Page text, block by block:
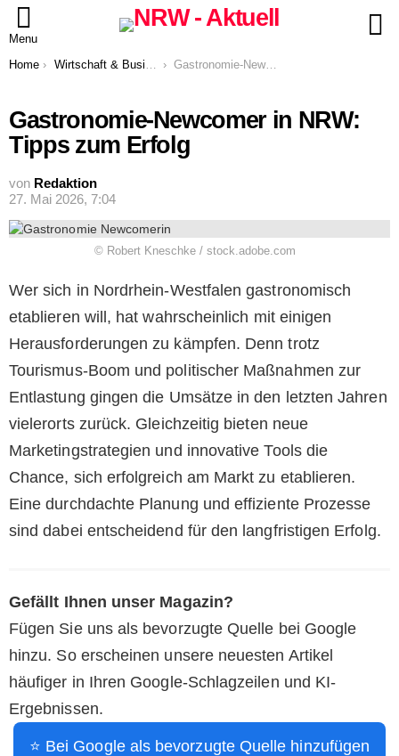
Menu
You are here:
Home Wirtschaft & Business Gastronomie-Newcomer in NRW: Tipps zum Erfolg
Gastronomie-Newcomer in NRW:
Tipps zum Erfolg
von Redaktion
27. Mai 2026, 7:04
© Robert Kneschke / stock.adobe.com
Wer sich in Nordrhein-Westfalen gastronomisch
etablieren will, hat wahrscheinlich mit einigen
Herausforderungen zu kämpfen. Denn trotz
Tourismus-Boom und politischer Maßnahmen zur
Entlastung gingen die Umsätze in den letzten Jahren
vielerorts zurück. Gleichzeitig bieten neue
Marketingstrategien und innovative Tools die
Chance, sich erfolgreich am Markt zu etablieren.
Eine durchdachte Planung und effiziente Prozesse
sind dabei entscheidend für den langfristigen Erfolg.
Gefällt Ihnen unser Magazin?
Fügen Sie uns als bevorzugte Quelle bei Google
hinzu. So erscheinen unsere neuesten Artikel
häufiger in Ihren Google-Schlagzeilen und KI-
Ergebnissen.
⭐ Bei Google als bevorzugte Quelle hinzufügen